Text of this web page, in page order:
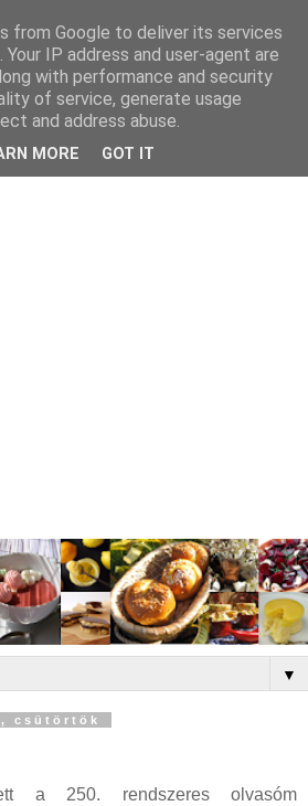
▼
csütörtök
a 250. rendszeres olvasóm
from Google to deliver its services
IP address and user-agent are
with performance and security
of service, generate usage
and address abuse.
MORE GOT IT